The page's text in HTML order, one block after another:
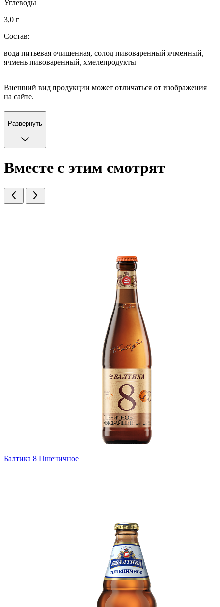
Углеводы
3,0 г
Состав:
вода питьевая очищенная, солод пивоваренный ячменный,
ячмень пивоваренный, хмелепродукты
Внешний вид продукции может отличаться от изображения
на сайте.
Развернуть
Вместе с этим смотрят
Балтика 8 Пшеничное